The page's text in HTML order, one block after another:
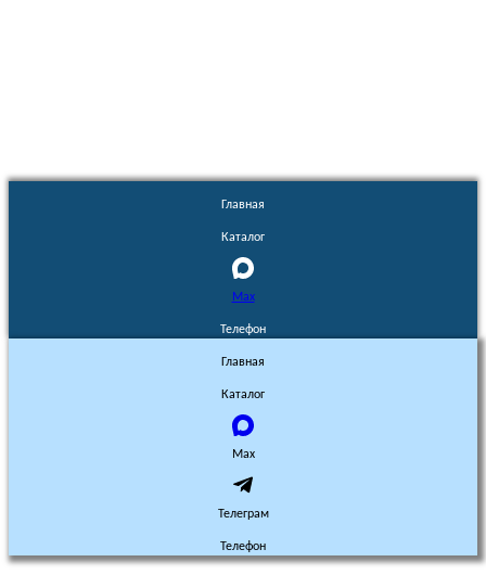
Главная
Каталог
Max
Телефон
Главная
Каталог
Max
Телеграм
Телефон